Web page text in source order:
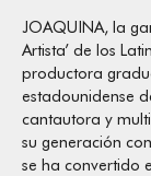
JOAQUINA, la
Artista’ de los
productora
estadounidense
cantautora y
su generación
se ha convertido